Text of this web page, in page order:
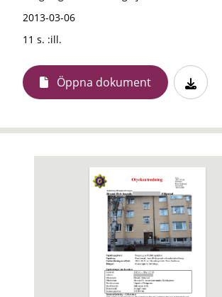
2013-03-06
11 s. :ill.
Öppna dokument